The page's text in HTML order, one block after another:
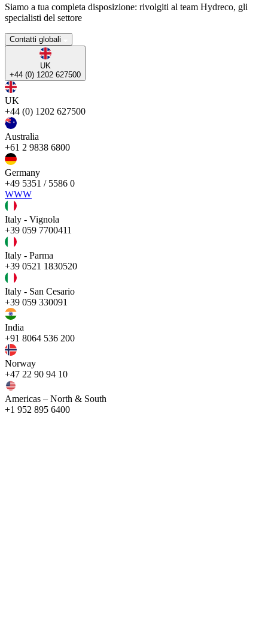
Siamo a tua completa disposizione: rivolgiti al team Hydreco, gli
specialisti del settore
Contatti globali
UK
+44 (0) 1202 627500
UK
+44 (0) 1202 627500
Australia
+61 2 9838 6800
Germany
+49 5351 / 5586 0
WWW
Italy - Vignola
+39 059 7700411
Italy - Parma
+39 0521 1830520
Italy - San Cesario
+39 059 330091
India
+91 8064 536 200
Norway
+47 22 90 94 10
Americas – North & South
+1 952 895 6400